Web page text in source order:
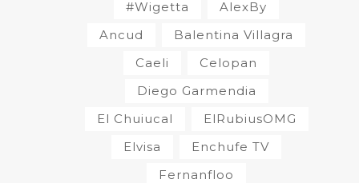
#Wigetta
AlexBy
Ancud
Balentina Villagra
Caeli
Celopan
Diego Garmendia
El Chuiucal
ElRubiusOMG
Elvisa
Enchufe TV
Fernanfloo